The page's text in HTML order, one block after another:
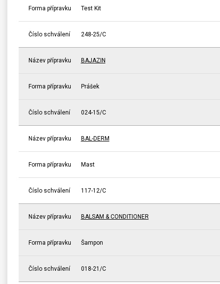
Forma přípravku Test Kit
Číslo schválení 248-25/C
Název přípravku BAJAZIN
Forma přípravku Prášek
Číslo schválení 024-15/C
Název přípravku BAL-DERM
Forma přípravku Mast
Číslo schválení 117-12/C
Název přípravku BALSAM & CONDITIONER
Forma přípravku Šampon
Číslo schválení 018-21/C